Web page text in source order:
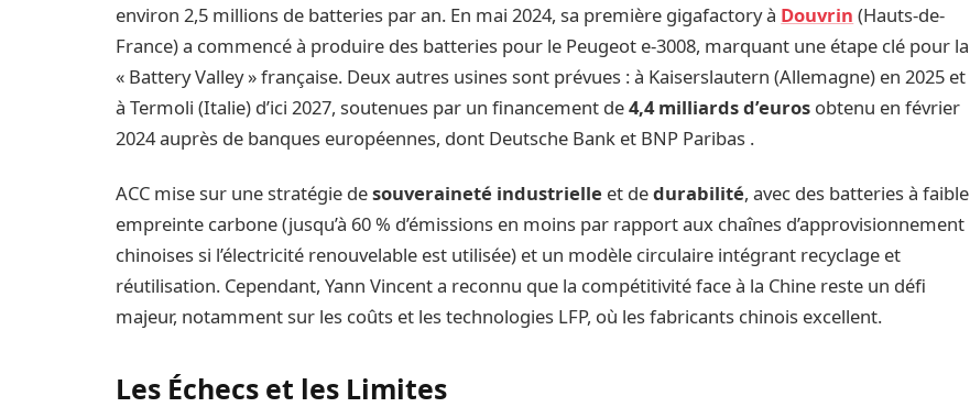
environ 2,5 millions de batteries par an. En mai 2024, sa première gigafactory à Douvrin (Hauts-de-
France) a commencé à produire des batteries pour le Peugeot e-3008, marquant une étape clé pour la
« Battery Valley » française. Deux autres usines sont prévues : à Kaiserslautern (Allemagne) en 2025 et
à Termoli (Italie) d’ici 2027, soutenues par un financement de4,4 milliards d’euros obtenu en février
2024 auprès de banques européennes, dont Deutsche Bank et BNP Paribas .
ACC mise sur une stratégie desouveraineté industrielle et dedurabilité, avec des batteries à faible
empreinte carbone (jusqu’à 60 % d’émissions en moins par rapport aux chaînes d’approvisionnement
chinoises si l’électricité renouvelable est utilisée) et un modèle circulaire intégrant recyclage et
réutilisation. Cependant, Yann Vincent a reconnu que la compétitivité face à la Chine reste un défi
majeur, notamment sur les coûts et les technologies LFP, où les fabricants chinois excellent.
Les Échecs et les Limites